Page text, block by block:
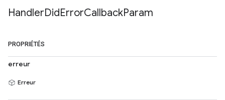
HandlerDidErrorCallbackParam
PROPRIÉTÉS
erreur
Erreur